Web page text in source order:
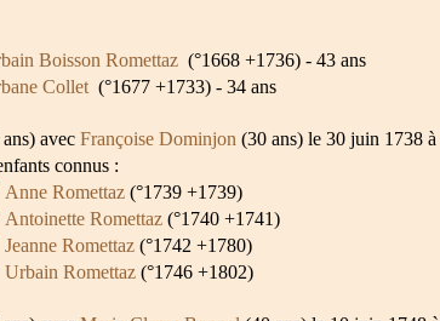
Boisson Romettaz (°1668 +1736) - 43 ans
Collet (°1677 +1733) - 34 ans
avec Françoise Dominjon (30 ans) le 30 juin 1738 à
connus :
Anne Romettaz (°1739 +1739)
Antoinette Romettaz (°1740 +1741)
Jeanne Romettaz (°1742 +1780)
Urbain Romettaz (°1746 +1802)